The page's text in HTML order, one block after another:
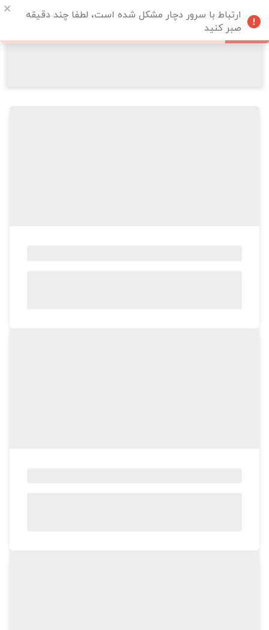
ارتباط با سرور دچار مشکل شده است، لطفا چند دقیقه
صبر کنید